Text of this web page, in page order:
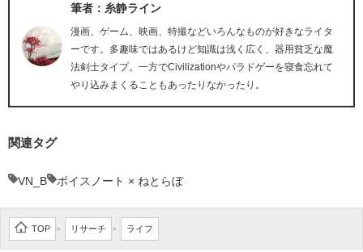
筆者：糸静ライン
漫画、ゲーム、映画、特撮などいろんなものが好きなライタ
ーです。多趣味ではあるけど知識は浅く広く、器用貧乏な魔
法剣士タイプ。一方でCivilizationやパラドゲーを寝食忘れて
やり込みまくることもあったりなかったり。
関連タグ
VN_B ボイスノート × ねとらぼ
TOP > リサーチ > ライフ